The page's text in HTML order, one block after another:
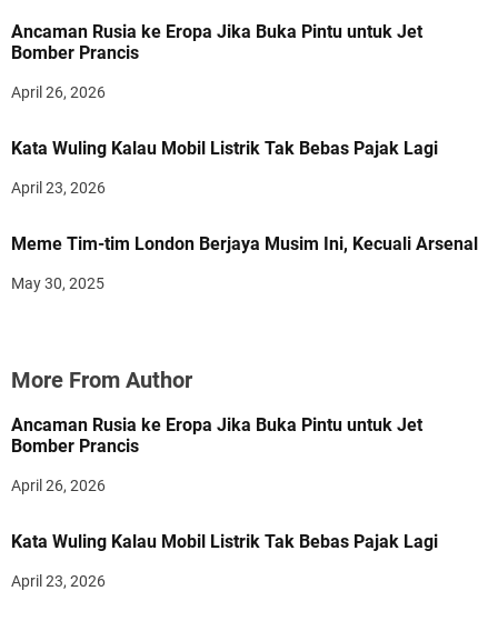
Ancaman Rusia ke Eropa Jika Buka Pintu untuk Jet
Bomber Prancis
April 26, 2026
Kata Wuling Kalau Mobil Listrik Tak Bebas Pajak Lagi
April 23, 2026
Meme Tim-tim London Berjaya Musim Ini, Kecuali Arsenal
May 30, 2025
More From Author
Ancaman Rusia ke Eropa Jika Buka Pintu untuk Jet
Bomber Prancis
April 26, 2026
Kata Wuling Kalau Mobil Listrik Tak Bebas Pajak Lagi
April 23, 2026